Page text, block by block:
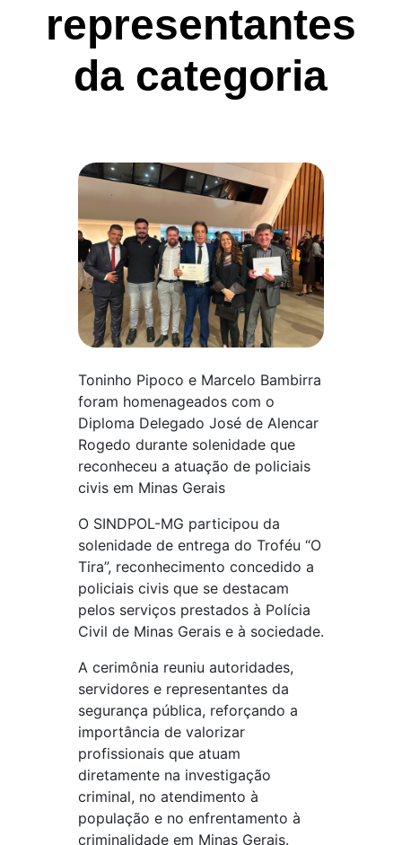
representantes
da categoria
Toninho Pipoco e Marcelo Bambirra
foram homenageados com o
Diploma Delegado José de Alencar
Rogedo durante solenidade que
reconheceu a atuação de policiais
civis em Minas Gerais
O SINDPOL-MG participou da
solenidade de entrega do Troféu “O
Tira”, reconhecimento concedido a
policiais civis que se destacam
pelos serviços prestados à Polícia
Civil de Minas Gerais e à sociedade.
A cerimônia reuniu autoridades,
servidores e representantes da
segurança pública, reforçando a
importância de valorizar
profissionais que atuam
diretamente na investigação
criminal, no atendimento à
população e no enfrentamento à
criminalidade em Minas Gerais.